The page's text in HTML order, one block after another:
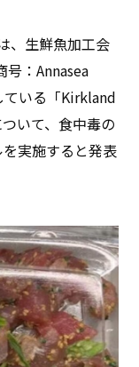
、生鮮魚加工会
：Annasea
いる「Kirkland
いて、食中毒の
実施すると発表